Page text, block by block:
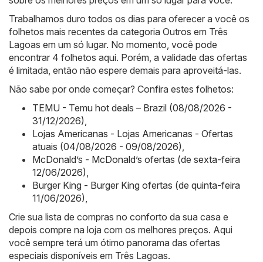
Trabalhamos duro todos os dias para oferecer a você os
folhetos mais recentes da categoria Outros em Três
Lagoas em um só lugar. No momento, você pode
encontrar 4 folhetos aqui. Porém, a validade das ofertas
é limitada, então não espere demais para aproveitá-las.
Não sabe por onde começar? Confira estes folhetos:
TEMU - Temu hot deals – Brazil (08/08/2026 -
31/12/2026)
Lojas Americanas - Lojas Americanas - Ofertas
atuais (04/08/2026 - 09/08/2026)
McDonald’s - McDonald’s ofertas (de sexta-feira
12/06/2026)
Burger King - Burger King ofertas (de quinta-feira
11/06/2026)
Crie sua lista de compras no conforto da sua casa e
depois compre na loja com os melhores preços. Aqui
você sempre terá um ótimo panorama das ofertas
especiais disponíveis em Três Lagoas.